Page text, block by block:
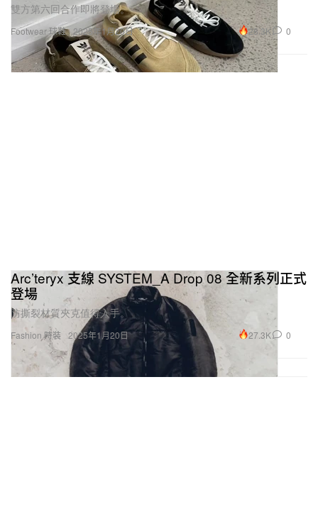
Footwear 球鞋
雙方第六回合作即將登場。
2025年1月20日 28.3K 0
Fashion 時裝
Arc’teryx 支線 SYSTEM_A Drop 08 全新系列正式
登場
防撕裂材質夾克值得入手。
2025年1月20日 27.3K 0